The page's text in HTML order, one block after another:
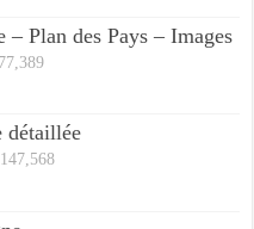
– Plan des Pays – Images
détaillée
147,568